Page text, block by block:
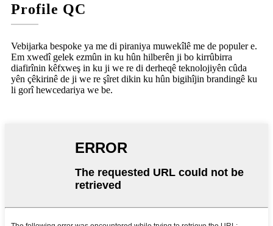
Profile QC
Vebijarka bespoke ya me di piraniya muwekîlê me de populer e.
Em xwedî gelek ezmûn in ku hûn hilberên ji bo kirrûbirra
diafirînin kêfxweş in ku ji we re di derheqê teknolojiyên cûda
yên çêkirinê de ji we re şîret dikin ku hûn bigihîjin brandingê ku
li gorî hewcedariya we be.